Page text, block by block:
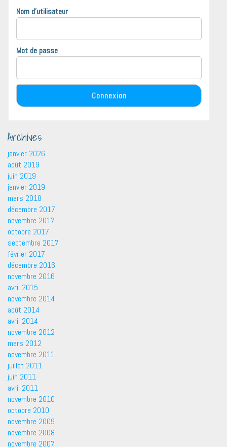
Nom d'utilisateur
Mot de passe
Archives
janvier 2026
août 2019
juin 2019
janvier 2019
mars 2018
décembre 2017
novembre 2017
octobre 2017
septembre 2017
février 2017
décembre 2016
novembre 2016
avril 2015
novembre 2014
août 2014
avril 2014
novembre 2012
mars 2012
novembre 2011
juillet 2011
juin 2011
avril 2011
novembre 2010
octobre 2010
novembre 2009
novembre 2008
novembre 2007